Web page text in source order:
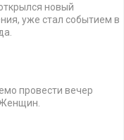
новый
уже стал событием в
провести вечер